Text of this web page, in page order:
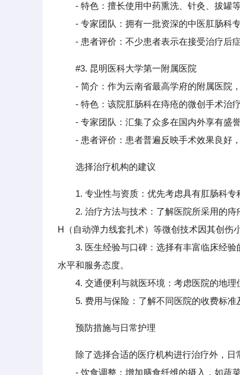
- 特色：擅长使用中药熏洗、针灸、拔罐等
- 专家团队：拥有一批资深的中医肛肠科专
- 患者评价：不少患者表示在接受治疗后症
#3. 昆明医科大学第一附属医院
- 简介：作为云南省最高学府的附属医院，
- 特色：该院肛肠科在痔疮的微创手术治疗
- 专家团队：汇集了众多在国内外享有盛誉
- 患者评价：患者普遍反映手术效果良好，
选择治疗机构的建议
1. 专业性与资质：优先考虑具有肛肠科
2. 治疗方法与技术：了解医院所采用的痔
H（自动弹力线套扎术）等微创技术因其创伤
3. 医生经验与口碑：选择有丰富临床经验
水平和服务态度。
4. 交通便利与就医环境：考虑医院的地理
5. 费用与保险：了解不同医院的收费标准
预防措施与日常护理
除了选择合适的医疗机构进行治疗外，日
- 饮食调整：增加膳食纤维的摄入，如蔬菜